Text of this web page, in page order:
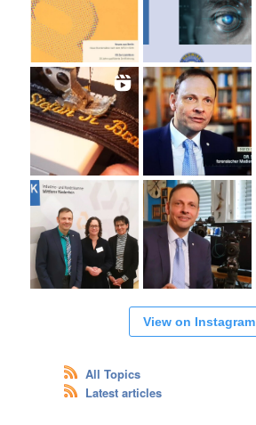
View on Instagram
All Topics
Latest articles